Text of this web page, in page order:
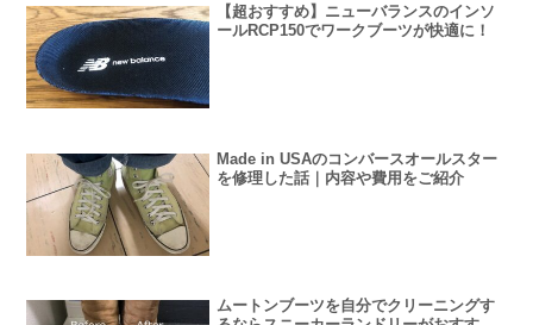
【超おすすめ】ニューバランスのインソ
ールRCP150でワークブーツが快適に！
Made in USAのコンバースオールスター
を修理した話｜内容や費用をご紹介
ムートンブーツを自分でクリーニングす